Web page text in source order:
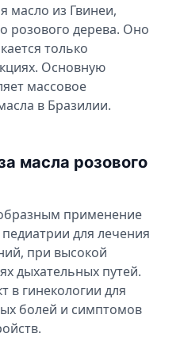
масло из Гвинеи,
розового дерева. Оно
только
Основную
массовое
в Бразилии.
масла розового
применение
для лечения
при высокой
дыхательных путей.
в гинекологии для
болей и симптомов